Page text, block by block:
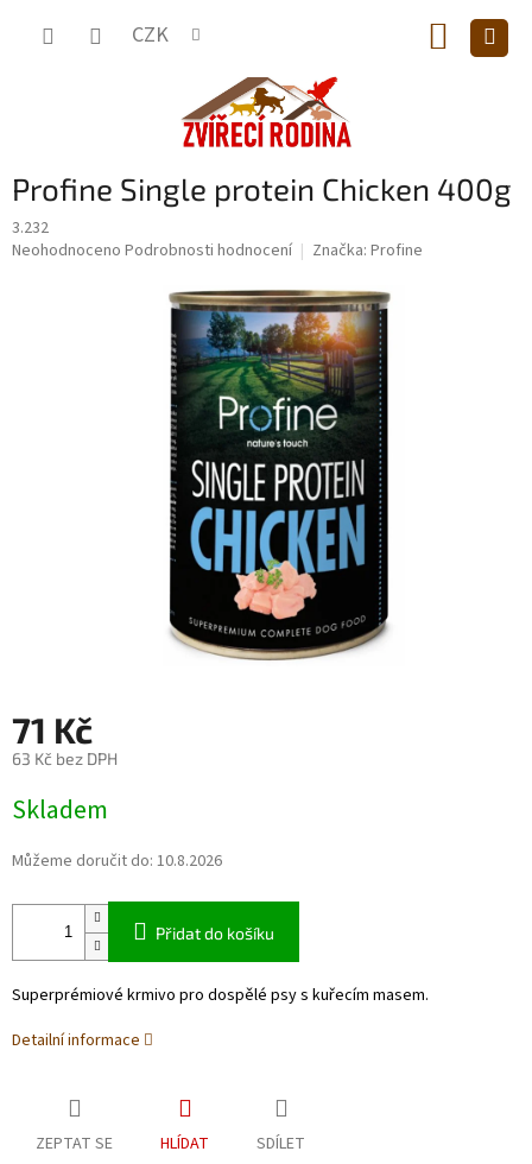
CZK
KOŠÍK
Profine Single protein Chicken 400g
3.232
Průměrné
Neohodnoceno Podrobnosti hodnocení Značka: Profine
71 Kč
63 Kč bez DPH
cena:
Skladem
Můžeme doručit do: 10.8.2026
Přidat do košíku
Superprémiové krmivo pro dospělé psy s kuřecím masem.
Detailní informace
ZEPTAT SE HLÍDAT SDÍLET